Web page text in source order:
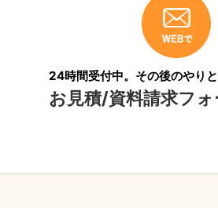
24時間受付中。その後のやり
お見積/資料請求フォ